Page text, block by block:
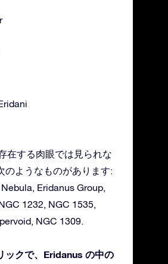
在する肉眼では見られな
のようなものがあります:
Eridanus Group,
1232, NGC 1535,
NGC 1309.
ックで、Eridanus の中の